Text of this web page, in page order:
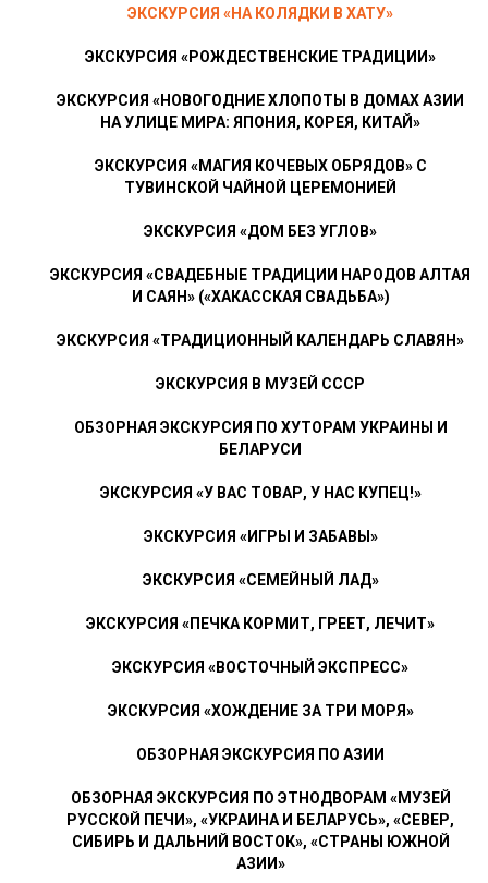
ЭКСКУРСИЯ «НА КОЛЯДКИ В ХАТУ»
ЭКСКУРСИЯ «РОЖДЕСТВЕНСКИЕ ТРАДИЦИИ»
ЭКСКУРСИЯ «НОВОГОДНИЕ ХЛОПОТЫ В ДОМАХ АЗИИ
НА УЛИЦЕ МИРА: ЯПОНИЯ, КОРЕЯ, КИТАЙ»
ЭКСКУРСИЯ «МАГИЯ КОЧЕВЫХ ОБРЯДОВ» С
ТУВИНСКОЙ ЧАЙНОЙ ЦЕРЕМОНИЕЙ
ЭКСКУРСИЯ «ДОМ БЕЗ УГЛОВ»
ЭКСКУРСИЯ «СВАДЕБНЫЕ ТРАДИЦИИ НАРОДОВ АЛТАЯ
И САЯН» («ХАКАССКАЯ СВАДЬБА»)
ЭКСКУРСИЯ «ТРАДИЦИОННЫЙ КАЛЕНДАРЬ СЛАВЯН»
ЭКСКУРСИЯ В МУЗЕЙ СССР
ОБЗОРНАЯ ЭКСКУРСИЯ ПО ХУТОРАМ УКРАИНЫ И
БЕЛАРУСИ
ЭКСКУРСИЯ «У ВАС ТОВАР, У НАС КУПЕЦ!»
ЭКСКУРСИЯ «ИГРЫ И ЗАБАВЫ»
ЭКСКУРСИЯ «СЕМЕЙНЫЙ ЛАД»
ЭКСКУРСИЯ «ПЕЧКА КОРМИТ, ГРЕЕТ, ЛЕЧИТ»
ЭКСКУРСИЯ «ВОСТОЧНЫЙ ЭКСПРЕСС»
ЭКСКУРСИЯ «ХОЖДЕНИЕ ЗА ТРИ МОРЯ»
ОБЗОРНАЯ ЭКСКУРСИЯ ПО АЗИИ
ОБЗОРНАЯ ЭКСКУРСИЯ ПО ЭТНОДВОРАМ «МУЗЕЙ
РУССКОЙ ПЕЧИ», «УКРАИНА И БЕЛАРУСЬ», «СЕВЕР,
СИБИРЬ И ДАЛЬНИЙ ВОСТОК», «СТРАНЫ ЮЖНОЙ
АЗИИ»